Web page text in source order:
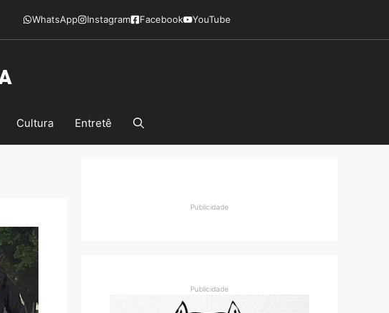
WhatsApp Instagram Facebook YouTube
Cultura Entretê
Publicidade
Publicidade